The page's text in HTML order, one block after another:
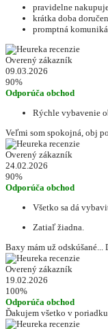
pravidelne
krátka doba
promptná
Overený zákazník
09.03.2026
90%
Odporúča obchod
Rýchle vybavenie
Veľmi som spokojná, obj
Overený zákazník
24.02.2026
90%
Odporúča obchod
Všetko sa dá
Zatiaľ žiadna.
Baxy mám už
Overený zákazník
19.02.2026
100%
Odporúča obchod
Ďakujem všetko v